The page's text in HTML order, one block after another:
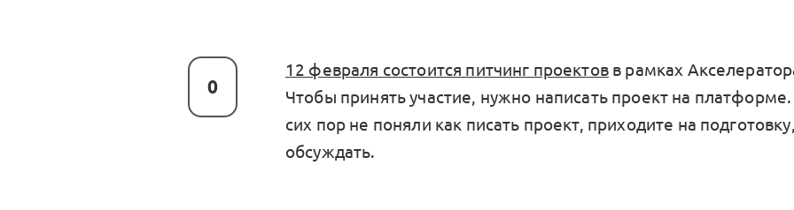
0
12 февраля состоится питчинг проектовв рамках
Чтобы принять участие, нужно написать проект на
сих пор не поняли как писать проект, приходите на
обсуждать.